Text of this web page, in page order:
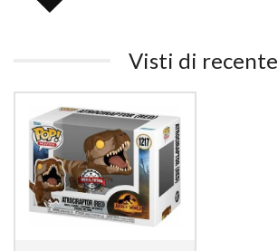
Visti di recente